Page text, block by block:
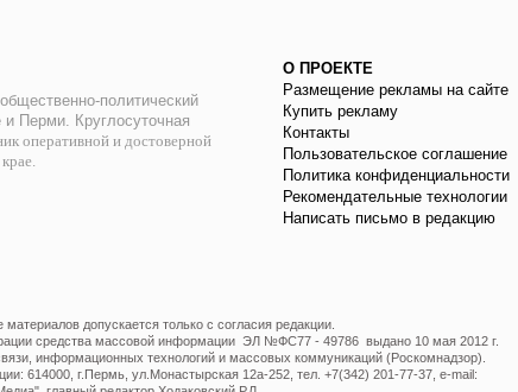
политический
Перми. Круглосуточная
оперативной и достоверной
О ПРОЕКТЕ
Размещение рекламы на сайте
Купить рекламу
Контакты
Пользовательское соглашение
Политика конфиденциальности
Рекомендательные технологии
Написать письмо в редакцию
допускается только с согласия редакции.
средства массовой информации ЭЛ №ФС77 - 49786 выдано 10 мая 2012 г.
информационных технологий и массовых коммуникаций (Роскомнадзор).
614000, г.Пермь, ул.Монастырская 12а-252, тел. +7(342) 201-77-37, e-mail: